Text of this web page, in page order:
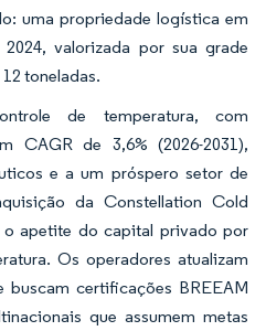
uma propriedade logística em
valorizada por sua grade
toneladas.
de temperatura, com
CAGR de 3,6% (2026-2031),
e a um próspero setor de
da Constellation Cold
o apetite do capital privado por
Os operadores atualizam
buscam certificações BREEAM
que assumem metas